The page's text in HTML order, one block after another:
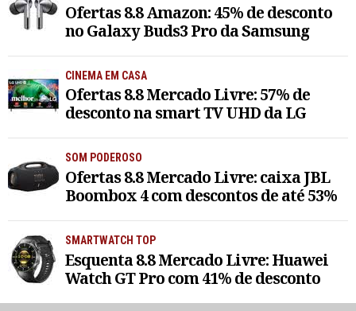
Ofertas 8.8 Amazon: 45% de desconto
no Galaxy Buds3 Pro da Samsung
CINEMA EM CASA
Ofertas 8.8 Mercado Livre: 57% de
desconto na smart TV UHD da LG
SOM PODEROSO
Ofertas 8.8 Mercado Livre: caixa JBL
Boombox 4 com descontos de até 53%
SMARTWATCH TOP
Esquenta 8.8 Mercado Livre: Huawei
Watch GT Pro com 41% de desconto